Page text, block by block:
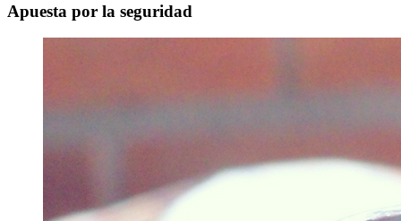
Apuesta por la seguridad